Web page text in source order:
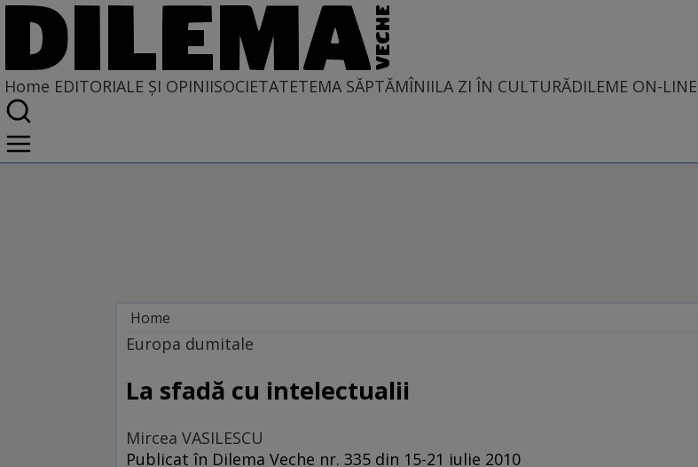
Home EDITORIALE ȘI OPINIISOCIETATETEMA SĂPTĂMÎNIILA ZI ÎN CULTURĂDILEME ON-LINE
Home
EDITORIALE ȘI OPINII
SITUAȚIUNEA
Europa dumitale
La sfadă cu intelectualii
Mircea VASILESCU
Publicat în Dilema Veche nr. 335 din 15-21 iulie 2010